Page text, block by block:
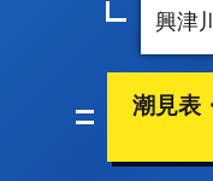
潮見表